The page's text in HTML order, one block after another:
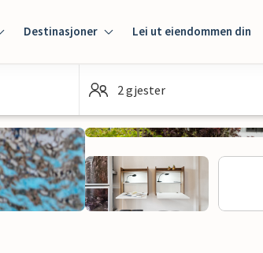
Destinasjoner Lei ut eiendommen din
2 gjester